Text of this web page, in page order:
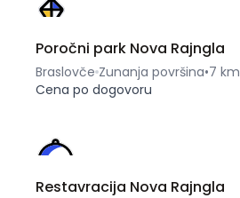
Poročni park Nova Rajngla
Braslovče Zunanja površina•7 km
Cena po dogovoru
Restavracija Nova Rajngla